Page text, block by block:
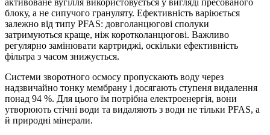
активоване вугілля використовується у вигляді пресованого
блоку, а не сипучого грануляту. Ефективність варіюється
залежно від типу PFAS: довголанцюгові сполуки
затримуються краще, ніж коротколанцюгові. Важливо
регулярно замінювати картриджі, оскільки ефективність
фільтра з часом знижується.
Системи зворотного осмосу пропускають воду через
надзвичайно тонку мембрану і досягають ступеня видалення
понад 94 %. Для цього їм потрібна електроенергія, вони
утворюють стічні води та видаляють з води не тільки PFAS, а
й природні мінерали.